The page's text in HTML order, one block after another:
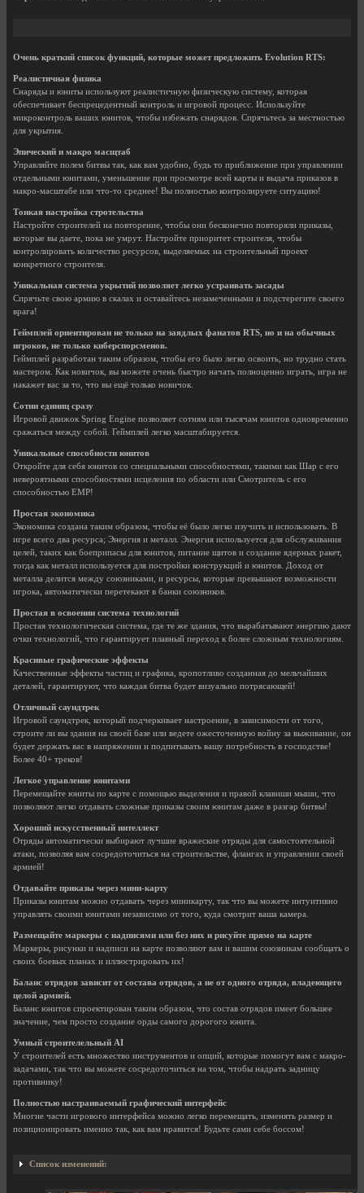
Очень краткий список функций, которые может предложить Evolution RTS:
Реалистичная физика
Снаряды и юниты используют реалистичную физическую систему, которая
обеспечивает беспрецедентный контроль и игровой процесс. Используйте
микроконтроль ваших юнитов, чтобы избежать снарядов. Спрячьтесь за местностью
для укрытия.
Эпический и макро масщтаб
Управляйте полем битвы так, как вам удобно, будь то приближение при управлении
отдельными юнитами, уменьшение при просмотре всей карты и выдача приказов в
макро-масштабе или что-то среднее! Вы полностью контролируете ситуацию!
Тонкая настройка стротельства
Настройте строителей на повторение, чтобы они бесконечно повторяли приказы,
которые вы даете, пока не умрут. Настройте приоритет строителя, чтобы
контролировать количество ресурсов, выделяемых на строительный проект
конкретного строителя.
Уникальная система укрытий позволяет легко устраивать засады
Спрячьте свою армию в скалах и оставайтесь незамеченными и подстерегите своего
врага!
Геймплей ориентирован не только на заядлых фанатов RTS, но и на обычных
игроков, не только киберспорсменов.
Геймплей разработан таким образом, чтобы его было легко освоить, но трудно стать
мастером. Как новичок, вы можете очень быстро начать полноценно играть, игра не
накажет вас за то, что вы ещё только новичок.
Сотни единиц сразу
Игровой движок Spring Engine позволяет сотням или тысячам юнитов одновременно
сражаться между собой. Геймплей легко масштабируется.
Уникальные способности юнитов
Откройте для себя юнитов со специальными способностями, такими как Шар с его
невероятными способностями исцеления по области или Смотритель с его
способностью EMP!
Простая экономика
Экономика создана таким образом, чтобы её было легко изучить и использовать. В
игре всего два ресурса; Энергия и металл. Энергия используется для обслуживания
целей, таких как боеприпасы для юнитов, питание щитов и создание ядерных ракет,
тогда как металл используется для постройки конструкций и юнитов. Доход от
металла делится между союзниками, и ресурсы, которые превышают возможности
игрока, автоматически перетекают в банки союзников.
Простая в освоении система технологий
Простая технологическая система, где те же здания, что вырабатывают энергию дают
очки технологий, что гарантирует плавный переход к более сложным технологиям.
Красивые графические эффекты
Качественные эффекты частиц и графика, кропотливо созданная до мельчайших
деталей, гарантируют, что каждая битва будет визуально потрясающей!
Отличный саундтрек
Игровой саундтрек, который подчеркивает настроение, в зависимости от того,
строите ли вы здания на своей базе или ведете ожесточенную войну за выживание, он
будет держать вас в напряжении и подпитывать вашу потребность в господстве!
Более 40+ треков!
Легкое управление юнитами
Перемещайте юниты по карте с помощью выделения и правой клавиши мыши, что
позволяют легко отдавать сложные приказы своим юнитам даже в разгар битвы!
Хороший искусственный интеллект
Отряды автоматически выбирают лучшие вражеские отряды для самостоятельной
атаки, позволяя вам сосредоточиться на строительстве, флангах и управлении своей
армией!
Отдавайте приказы через мини-карту
Приказы юнитам можно отдавать через миникарту, так что вы можете интуитивно
управлять своими юнитами независимо от того, куда смотрит ​​ваша камера.
Размещайте маркеры с надписями или без них и рисуйте прямо на карте
Маркеры, рисунки и надписи на карте позволяют вам и вашим союзникам сообщать о
своих боевых планах и иллюстрировать их!
Баланс отрядов зависит от состава отрядов, а не от одного отряда, владеющего
целой армией.
Баланс юнитов спроектирован таким образом, что состав отрядов имеет большее
значение, чем просто создание орды самого дорогого юнита.
Умный строителельный AI
У строителей есть множество инструментов и опций, которые помогут вам с макро-
задачами, так что вы можете сосредоточиться на том, чтобы надрать задницу
противнику!
Полностью настраиваемый графический интерфейс
Многие части игрового интерфейса можно легко перемещать, изменять размер и
позиционировать именно так, как вам нравится! Будьте сами себе боссом!
Список изменений: